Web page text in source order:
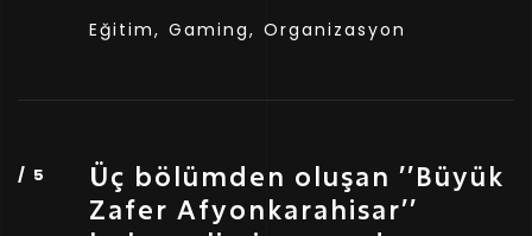
Eğitim, Gaming, Organizasyon
Üç bölümden oluşan ’’Büyük
Zafer Afyonkarahisar’’